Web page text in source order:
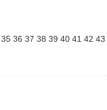
35 36 37 38 39 40 41 42 43